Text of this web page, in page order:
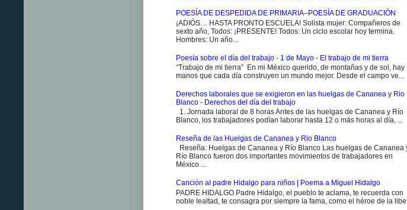
POESÍA DE DESPEDIDA DE PRIMARIA–POESÍA DE GRADUACIÓN
¡ADIÓS… HASTA PRONTO ESCUELA! Solista mujer: Compañeros de
sexto año, Todos: ¡PRESENTE! Todos: Un ciclo escolar hoy termina.
Hombres: Un año...
Poesía sobre el día del trabajo - 1 de Mayo - El trabajo de mi tierra
“Trabajo de mi tierra” En mi México querido, de montañas y de sol, hay
manos que cada día construyen un mundo mejor. Desde el campo ve...
Derechos laborales que se exigieron en las huelgas de Cananea y Rio
Blanco - Derechos del día del trabajo
1. Jornada laboral de 8 horas Antes de las huelgas de Cananea y Río
Blanco, los trabajadores podían laborar hasta 12 o más horas al día, ...
Reseña de las Huelgas de Cananea y Rio Blanco
Reseña: Huelgas de Cananea y Río Blanco Las huelgas de Cananea
Río Blanco fueron dos importantes movimientos de trabajadores en
México ...
Canción al padre Hidalgo para niños | Poema a Miguel Hidalgo
PADRE HIDALGO Padre Hidalgo, el pueblo te aclama, te recuerda con
noble lealtad, te consagra por siempre la fama, como el héroe de la